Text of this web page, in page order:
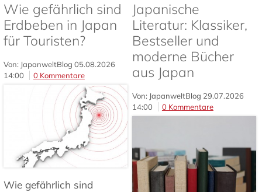
Wie gefährlich sind
Erdbeben in Japan
für Touristen?
Von: JapanweltBlog 05.08.2026
14:00
0 Kommentare
Wie gefährlich sind
Japanische
Literatur: Klassiker,
Bestseller und
moderne Bücher
aus Japan
Von: JapanweltBlog 29.07.2026
14:00
0 Kommentare